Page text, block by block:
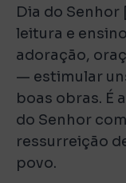
Dia do Senhor
leitura e
adoração,
— estimular
boas obras. É
do Senhor
ressurreição
povo.